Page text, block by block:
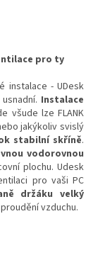
pro ty
instalace - UDesk
Instalace
všude lze FLANK
jakýkoliv svislý
stabilní skříně.
vodorovnou
plochu. Udesk
pro vaši PC
držáku velký
vzduchu.